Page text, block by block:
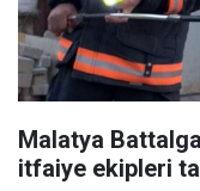
Malatya
itfaiye ekipleri